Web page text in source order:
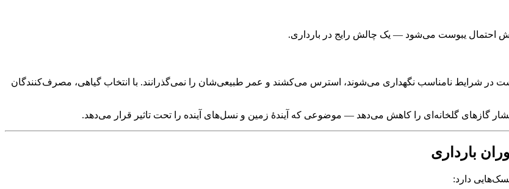
احتمال یبوست می‌شود — یک چالش رایج در بارداری.
در شرایط نامناسب نگهداری می‌شوند، استرس می‌کشند و عمر طبیعی‌شان را نمی‌گذرانند. با انتخاب گیاهی، مصرف‌کنندگان
گازهای گلخانه‌ای را کاهش می‌دهد — موضوعی که آیندهٔ زمین و نسل‌های آینده را تحت تاثیر قرار می‌دهد.
بارداری
دارد: